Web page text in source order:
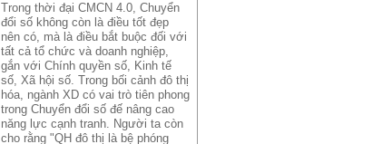
Trong thời đại CMCN 4.0, Chuyển
đổi số không còn là điều tốt đẹp
nên có, mà là điều bắt buộc đối với
tất cả tổ chức và doanh nghiệp,
gắn với Chính quyền số, Kinh tế
số, Xã hội số. Trong bối cảnh đô thị
hóa, ngành XD có vai trò tiên phong
trong Chuyển đổi số đế nâng cao
năng lực cạnh tranh. Người ta còn
cho rằng "QH đô thị là bệ phóng